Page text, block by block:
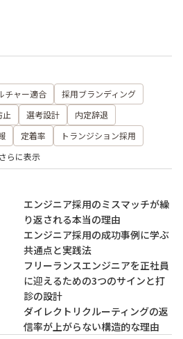
チャー適合
採用ブランディング
止 選考設計
内定辞退
定着率
トランジション採用
さらに表示
エンジニア採用のミスマッチが繰
り返される本当の理由
エンジニア採用の成功事例に学ぶ
共通点と実践法
フリーランスエンジニアを正社員
に迎えるための3つのサインと打
診の設計
ダイレクトリクルーティングの返
信率が上がらない構造的な理由